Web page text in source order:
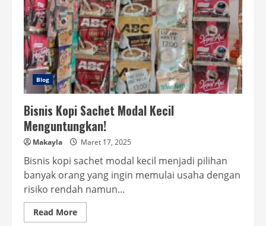
Blog
Bisnis Kopi Sachet Modal Kecil
Menguntungkan!
Makayla Maret 17, 2025
Bisnis kopi sachet modal kecil menjadi pilihan
banyak orang yang ingin memulai usaha dengan
risiko rendah namun...
Read MoreRead
more